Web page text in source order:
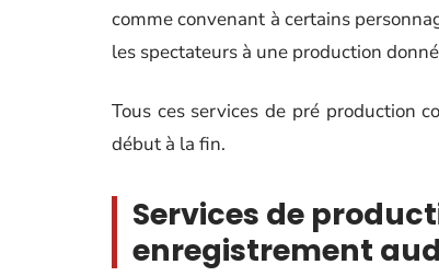
comme convenant à certains
les spectateurs à une production
Tous ces services de pré production
début à la fin.
Services de
enregistrement